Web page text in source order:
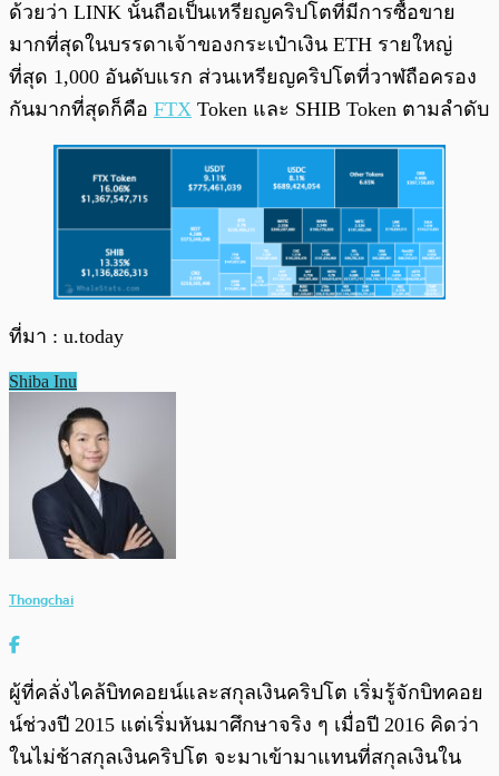
ด้วยว่า LINK นั้นถือเป็นเหรียญคริปโตที่มีการซื้อขาย
มากที่สุดในบรรดาเจ้าของกระเป๋าเงิน ETH รายใหญ่
ที่สุด 1,000 อันดับแรก ส่วนเหรียญคริปโตที่วาฬถือครอง
กันมากที่สุดก็คือ FTX Token และ SHIB Token ตามลำดับ
ที่มา : u.today
Shiba Inu
Thongchai
ผู้ที่คลั่งไคล้บิทคอยน์และสกุลเงินคริปโต เริ่มรู้จักบิทคอย
น์ช่วงปี 2015 แต่เริ่มหันมาศึกษาจริง ๆ เมื่อปี 2016 คิดว่า
ในไม่ช้าสกุลเงินคริปโต จะมาเข้ามาแทนที่สกุลเงินใน